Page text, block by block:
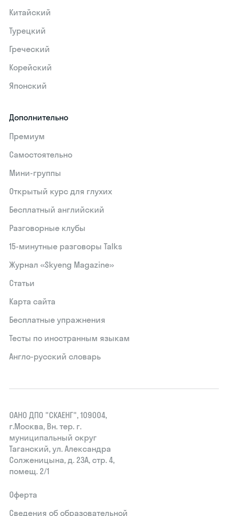
Китайский
Турецкий
Греческий
Корейский
Японский
Дополнительно
Премиум
Самостоятельно
Мини-группы
Открытый курс для глухих
Бесплатный английский
Разговорные клубы
15‑минутные разговоры Talks
Журнал «Skyeng Magazine»
Статьи
Карта сайта
Бесплатные упражнения
Тесты по иностранным языкам
Англо-русский словарь
ОАНО ДПО "СКАЕНГ", 109004,
г.Москва, Вн. тер. г.
муниципальный округ
Таганский, ул. Александра
Солженицына, д. 23А, стр. 4,
помещ. 2/1
Оферта
Сведения об образовательной